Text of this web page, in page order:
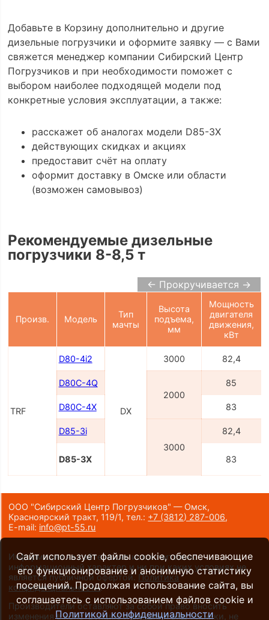
Добавьте в Корзину дополнительно и другие
дизельные погрузчики и оформите заявку — с Вами
свяжется менеджер компании Сибирский Центр
Погрузчиков и при необходимости поможет с
выбором наиболее подходящей модели под
конкретные условия эксплуатации, а также:
расскажет об аналогах модели D85-3X
действующих скидках и акциях
предоставит счёт на оплату
оформит доставку в Омске или области
(возможен самовывоз)
Рекомендуемые дизельные
погрузчики 8-8,5 т
← Прокручивается →
Произв. Модель
Тип
мачты
Высота
подъема,
мм
Мощность
двигателя
движения,
кВт
TRF
D80-4i2
DX
3000 82,4
D80С-4Q
2000
85
D80С-4X 83
D85-3i
3000
82,4
D85-3X 83
ООО "Сибирский Центр Погрузчиков" — Омск,
Красноярский тракт, 119/1,тел.: +7 (3812) 287-006,
E-mail: info@pt-55.ru
Информация на сайте носит исключительно
информационный характер и ни при каких условиях не
является публичной офертой. Политика
конфиденциальности.
Производители оставляют за собой право вносить
изменения в конструкцию и внешний вид техники, не
Сайт использует файлы cookie, обеспечивающие
его функционирование и анонимную статистику
посещений. Продолжая использование сайта, вы
соглашаетесь с использованием файлов cookie и
Политикой конфиденциальности